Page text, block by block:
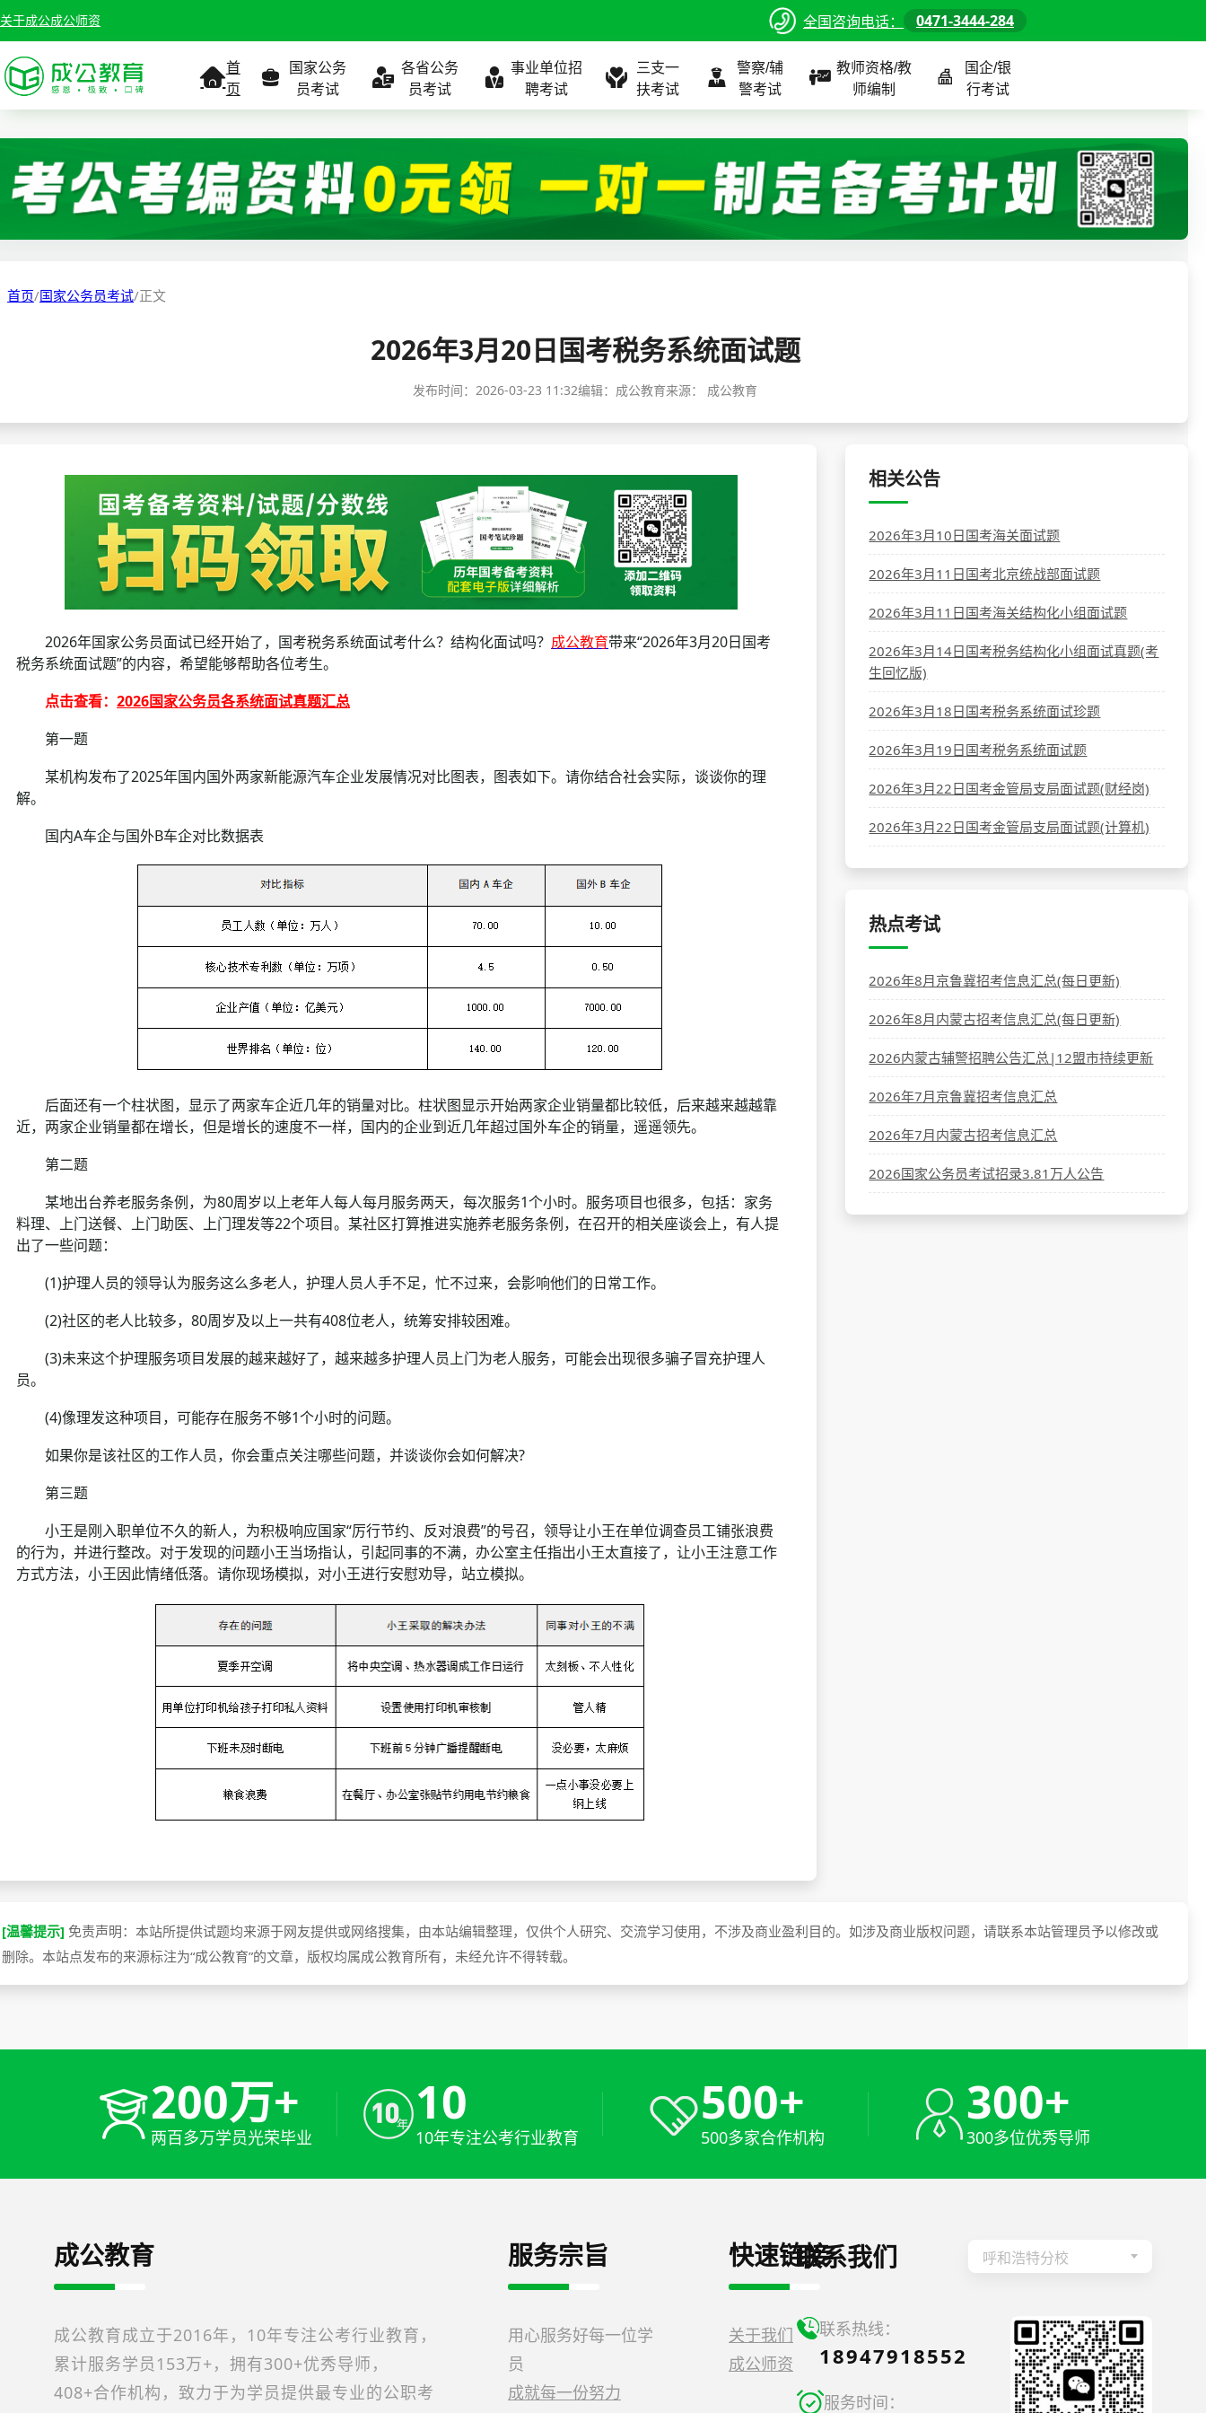
关于成公成公师资 全国咨询电话： 0471-3444-284
首
页
国家公务
员考试
考试公告
职位表
成绩查询
分数线
资格复审
历年真题
公务员课程
各省公务
员考试
考试公告
职位表
分数线
历年真题
全国
北京
内蒙古
公务员课程
事业单位招
聘考试
考试公告
职位表
准考证打印
考试政策
分数线
历年真题
全国
北京
内蒙古
事业单位课程
三支一
扶考试
考试公告
职位表
成绩查询
分数线
全国
北京
内蒙古
三支一扶课程
警察/辅
警考试
考试公告
职位表
面试补录
历年真题
全国
北京
内蒙古
警察/辅警课程
教师资格/教
师编制
考试公告
职位表
面试补录
历年真题
全国
北京
内蒙古
教师/资格课程
国企/银
行考试
考试公告
职位表
面试补录
历年真题
全国
北京
内蒙古
国企/银行课程
首页/国家公务员考试/正文
2026年3月20日国考税务系统面试题
发布时间： 2026-03-23 11:32编辑：成公教育来源： 成公教育
2026年国家公务员面试已经开始了，国考税务系统面试考什么？结构化面试吗？ 成公教育带来“2026年3月20日国考
税务系统面试题”的内容，希望能够帮助各位考生。
点击查看： 2026国家公务员各系统面试真题汇总
第一题
某机构发布了2025年国内国外两家新能源汽车企业发展情况对比图表，图表如下。请你结合社会实际，谈谈你的理
解。
国内A车企与国外B车企对比数据表
后面还有一个柱状图，显示了两家车企近几年的销量对比。柱状图显示开始两家企业销量都比较低，后来越来越越靠
近，两家企业销量都在增长，但是增长的速度不一样，国内的企业到近几年超过国外车企的销量，遥遥领先。
第二题
某地出台养老服务条例，为80周岁以上老年人每人每月服务两天，每次服务1个小时。服务项目也很多，包括：家务
料理、上门送餐、上门助医、上门理发等22个项目。某社区打算推进实施养老服务条例，在召开的相关座谈会上，有人提
出了一些问题：
(1)护理人员的领导认为服务这么多老人，护理人员人手不足，忙不过来，会影响他们的日常工作。
(2)社区的老人比较多，80周岁及以上一共有408位老人，统筹安排较困难。
(3)未来这个护理服务项目发展的越来越好了，越来越多护理人员上门为老人服务，可能会出现很多骗子冒充护理人
员。
(4)像理发这种项目，可能存在服务不够1个小时的问题。
如果你是该社区的工作人员，你会重点关注哪些问题，并谈谈你会如何解决?
第三题
小王是刚入职单位不久的新人，为积极响应国家“厉行节约、反对浪费”的号召，领导让小王在单位调查员工铺张浪费
的行为，并进行整改。对于发现的问题小王当场指认，引起同事的不满，办公室主任指出小王太直接了，让小王注意工作
方式方法，小王因此情绪低落。请你现场模拟，对小王进行安慰劝导，站立模拟。
相关公告
2026年3月10日国考海关面试题
2026年3月11日国考北京统战部面试题
2026年3月11日国考海关结构化小组面试题
2026年3月14日国考税务结构化小组面试真题(考
生回忆版)
2026年3月18日国考税务系统面试珍题
2026年3月19日国考税务系统面试题
2026年3月22日国考金管局支局面试题(财经岗)
2026年3月22日国考金管局支局面试题(计算机)
热点考试
2026年8月京鲁冀招考信息汇总(每日更新)
2026年8月内蒙古招考信息汇总(每日更新)
2026内蒙古辅警招聘公告汇总|12盟市持续更新
2026年7月京鲁冀招考信息汇总
2026年7月内蒙古招考信息汇总
2026国家公务员考试招录3.81万人公告
[温馨提示] 免责声明：本站所提供试题均来源于网友提供或网络搜集，由本站编辑整理，仅供个人研究、交流学习使用，不涉及商业盈利目的。如涉及商业版权问题，请联系本站管理员予以修改或
删除。本站点发布的来源标注为“成公教育”的文章，版权均属成公教育所有，未经允许不得转载。
200万+
两百多万学员光荣毕业
10
10年专注公考行业教育
500+
500多家合作机构
300+
300多位优秀导师
成公教育
成公教育成立于2016年，10年专注公考行业教育，
累计服务学员153万+，拥有300+优秀导师，
408+合作机构，致力于为学员提供最专业的公职考
服务宗旨
用心服务好每一位学
员
成就每一份努力
快速链接
关于我们
成公师资
联系我们 呼和浩特分校
联系热线：
18947918552
服务时间：